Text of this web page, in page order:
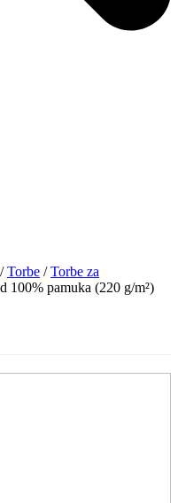
/Torbe /Torbe za
pamuka (220 g/m²)